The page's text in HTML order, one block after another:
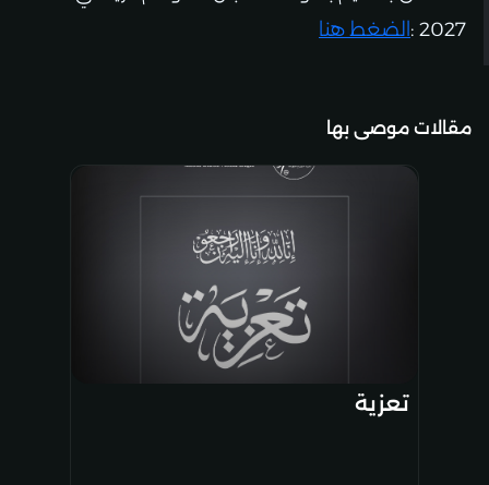
2027 :
الضغط هنا
مقالات موصى بها
تعزية